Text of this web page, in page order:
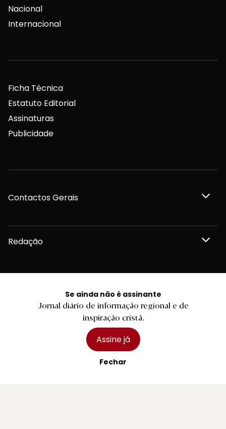
Se ainda não é assinante
Jornal diário de informação regional e de
inspiração cristã.
Assine já
Fechar
Nacional
Internacional
Ficha Técnica
Estatuto Editorial
Assinaturas
Publicidade
Contactos Gerais
Redação
Departamento Comercial
Publicidade